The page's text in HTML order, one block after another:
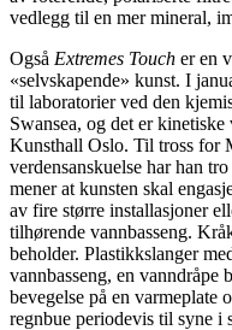
vedlegg til en mer mineral,
Også Extremes Touch er en
«selvskapende» kunst. I
til laboratorier ved den
Swansea, og det er
Kunsthall Oslo. Til tross for
verdensanskuelse har han
mener at kunsten skal
av fire større installasjoner
tilhørende vannbasseng.
beholder. Plastikkslanger
vannbasseng, en
bevegelse på en varmeplate
regnbue periodevis til syne i